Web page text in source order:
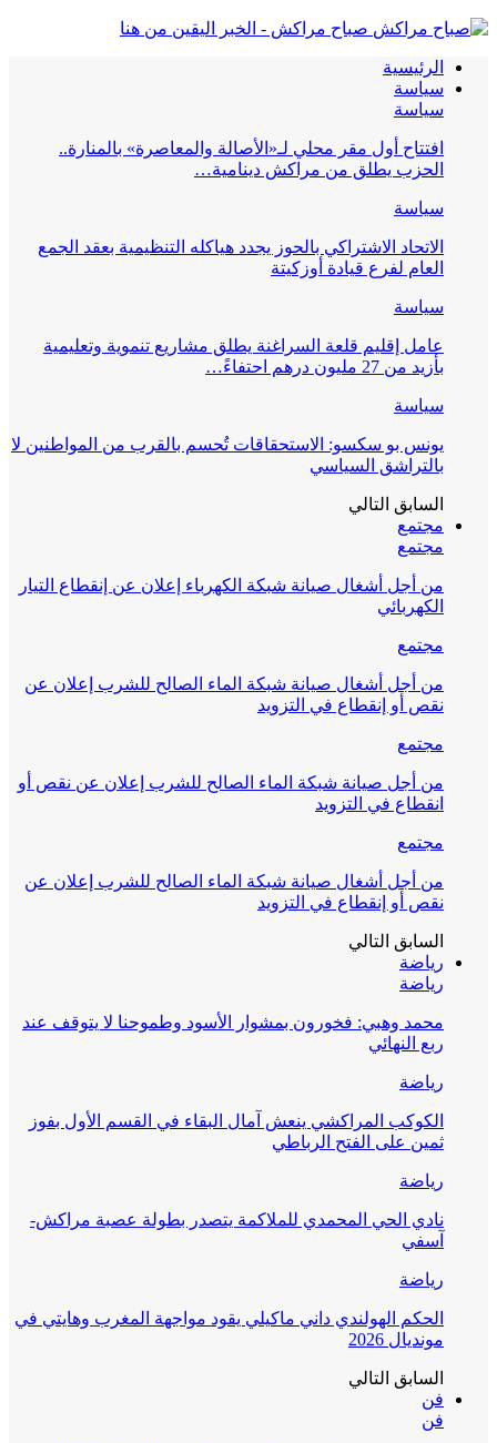
صباح مراكش - الخبر اليقين من هنا
الرئيسية
سياسة
سياسة
افتتاح أول مقر محلي لـ«الأصالة والمعاصرة» بالمنارة..
الحزب يطلق من مراكش دينامية…
سياسة
الاتحاد الاشتراكي بالحوز يجدد هياكله التنظيمية بعقد الجمع
العام لفرع قيادة أوزكيتة
سياسة
عامل إقليم قلعة السراغنة يطلق مشاريع تنموية وتعليمية
بأزيد من 27 مليون درهم احتفاءً…
سياسة
يونس بو سكسو: الاستحقاقات تُحسم بالقرب من المواطنين لا
بالتراشق السياسي
السابق التالي
مجتمع
مجتمع
من أجل أشغال صيانة شبكة الكهرباء إعلان عن إنقطاع التيار
الكهربائي
مجتمع
من أجل أشغال صيانة شبكة الماء الصالح للشرب إعلان عن
نقص أو إنقطاع في التزويد
مجتمع
من أجل صيانة شبكة الماء الصالح للشرب إعلان عن نقص أو
انقطاع في التزويد
مجتمع
من أجل أشغال صيانة شبكة الماء الصالح للشرب إعلان عن
نقص أو إنقطاع في التزويد
السابق التالي
رياضة
رياضة
محمد وهبي: فخورون بمشوار الأسود وطموحنا لا يتوقف عند
ربع النهائي
رياضة
الكوكب المراكشي ينعش آمال البقاء في القسم الأول بفوز
ثمين على الفتح الرباطي
رياضة
نادي الحي المحمدي للملاكمة يتصدر بطولة عصبة مراكش-
آسفي
رياضة
الحكم الهولندي داني ماكيلي يقود مواجهة المغرب وهايتي في
مونديال 2026
السابق التالي
فن
فن